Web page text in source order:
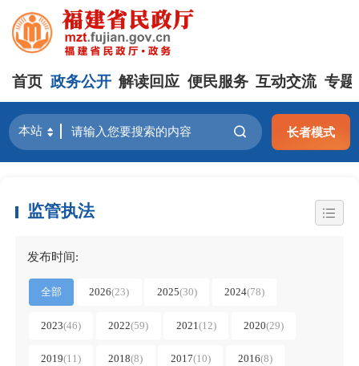
首页 政务公开 解读回应 便民服务 互动交流 专题
长者模式
监管执法
发布时间:
全部 2026(23) 2025(30) 2024(78)
2023(46) 2022(59) 2021 (12) 2020(29)
2019(11) 2018(8) 2017(10) 2016(8)